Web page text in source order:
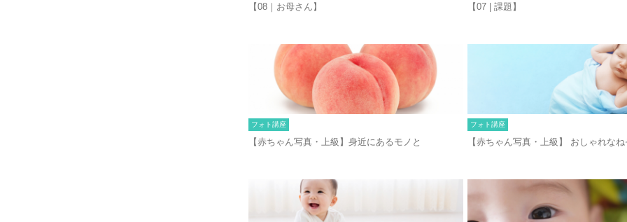
【08｜お母さん】 【07 | 課題】
フォト講座
【赤ちゃん写真・上級】身近にあるモノと
フォト講座
【赤ちゃん写真・上級】 おしゃれな